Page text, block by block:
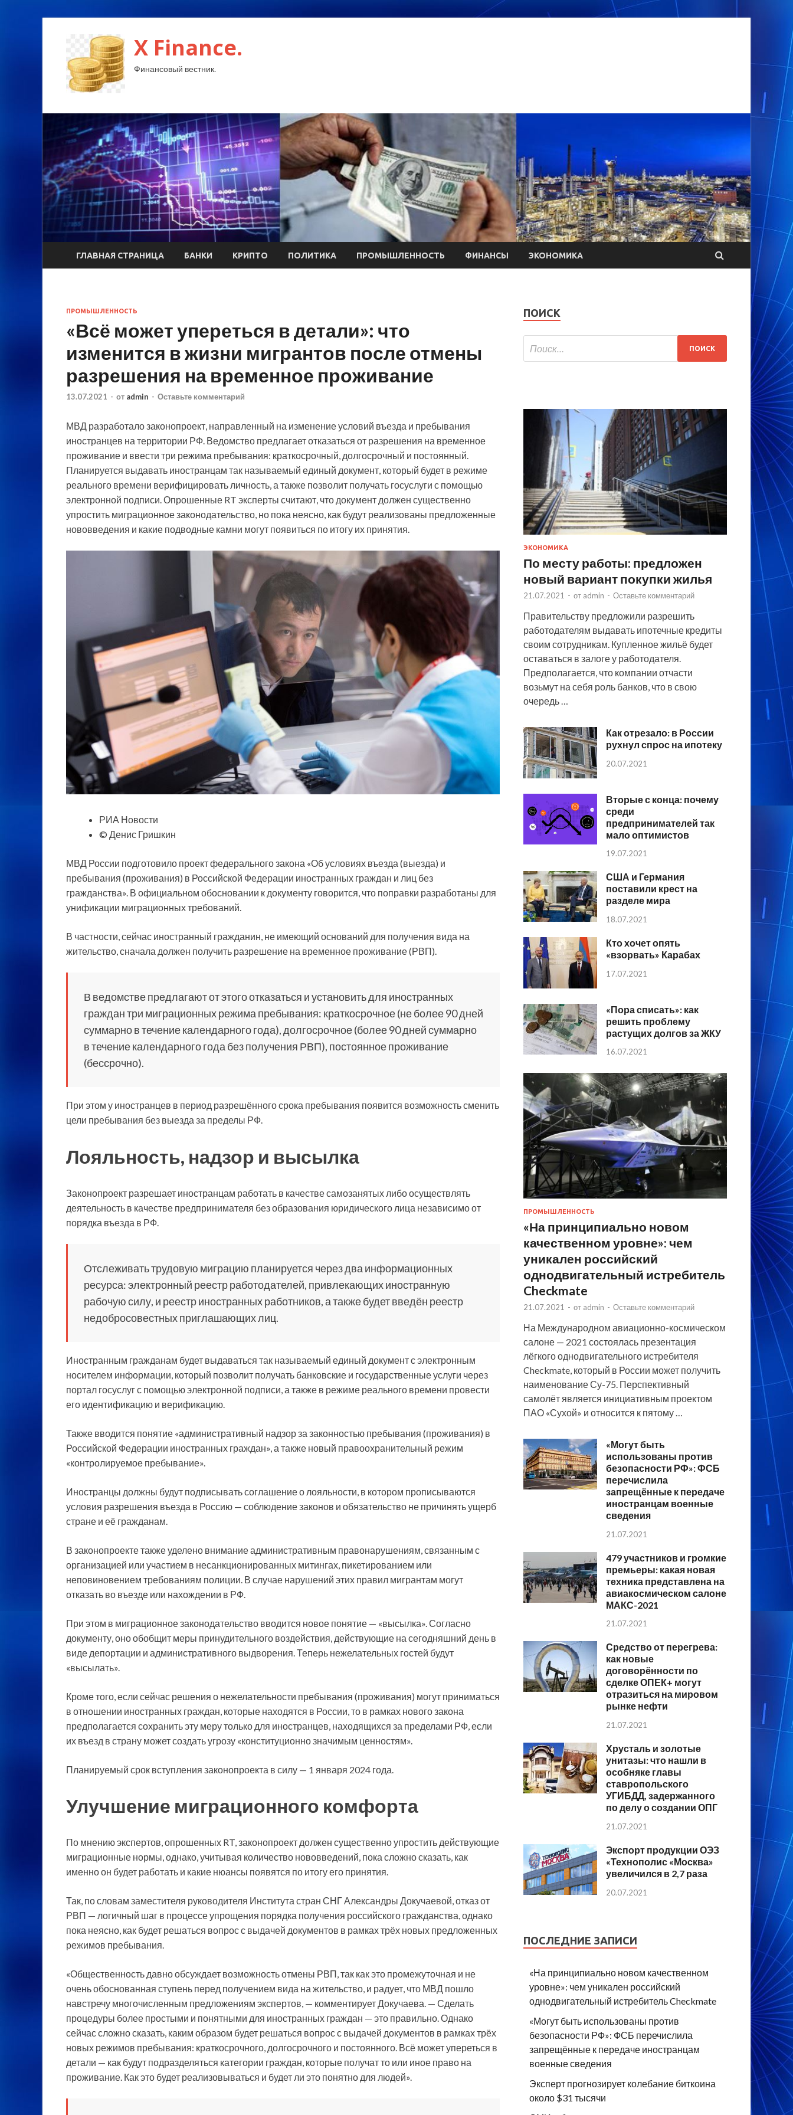
X Finance.
Финансовый вестник.
ГЛАВНАЯ СТРАНИЦА БАНКИ КРИПТО ПОЛИТИКА ПРОМЫШЛЕННОСТЬ ФИНАНСЫ ЭКОНОМИКА
ПРОМЫШЛЕННОСТЬ
«Всё может упереться в детали»: что
изменится в жизни мигрантов после отмены
разрешения на временное проживание
13.07.2021 - от admin - Оставьте комментарий
МВД разработало законопроект, направленный на изменение условий въезда и пребывания
иностранцев на территории РФ. Ведомство предлагает отказаться от разрешения на временное
проживание и ввести три режима пребывания: краткосрочный, долгосрочный и постоянный.
Планируется выдавать иностранцам так называемый единый документ, который будет в режиме
реального времени верифицировать личность, а также позволит получать госуслуги с помощью
электронной подписи. Опрошенные RT эксперты считают, что документ должен существенно
упростить миграционное законодательство, но пока неясно, как будут реализованы предложенные
нововведения и какие подводные камни могут появиться по итогу их принятия.
РИА Новости
© Денис Гришкин
МВД России подготовило проект федерального закона «Об условиях въезда (выезда) и
пребывания (проживания) в Российской Федерации иностранных граждан и лиц без
гражданства». В официальном обосновании к документу говорится, что поправки разработаны для
унификации миграционных требований.
В частности, сейчас иностранный гражданин, не имеющий оснований для получения вида на
жительство, сначала должен получить разрешение на временное проживание (РВП).
В ведомстве предлагают от этого отказаться и установить для иностранных
граждан три миграционных режима пребывания: краткосрочное (не более 90 дней
суммарно в течение календарного года), долгосрочное (более 90 дней суммарно
в течение календарного года без получения РВП), постоянное проживание
(бессрочно).
При этом у иностранцев в период разрешённого срока пребывания появится возможность сменить
цели пребывания без выезда за пределы РФ.
Лояльность, надзор и высылка
Законопроект разрешает иностранцам работать в качестве самозанятых либо осуществлять
деятельность в качестве предпринимателя без образования юридического лица независимо от
порядка въезда в РФ.
Отслеживать трудовую миграцию планируется через два информационных
ресурса: электронный реестр работодателей, привлекающих иностранную
рабочую силу, и реестр иностранных работников, а также будет введён реестр
недобросовестных приглашающих лиц.
Иностранным гражданам будет выдаваться так называемый единый документ с электронным
носителем информации, который позволит получать банковские и государственные услуги через
портал госуслуг с помощью электронной подписи, а также в режиме реального времени провести
его идентификацию и верификацию.
Также вводится понятие «административный надзор за законностью пребывания (проживания) в
Российской Федерации иностранных граждан», а также новый правоохранительный режим
«контролируемое пребывание».
Иностранцы должны будут подписывать соглашение о лояльности, в котором прописываются
условия разрешения въезда в Россию — соблюдение законов и обязательство не причинять ущерб
стране и её гражданам.
В законопроекте также уделено внимание административным правонарушениям, связанным с
организацией или участием в несанкционированных митингах, пикетированием или
неповиновением требованиям полиции. В случае нарушений этих правил мигрантам могут
отказать во въезде или нахождении в РФ.
При этом в миграционное законодательство вводится новое понятие — «высылка». Согласно
документу, оно обобщит меры принудительного воздействия, действующие на сегодняшний день в
виде депортации и административного выдворения. Теперь нежелательных гостей будут
«высылать».
Кроме того, если сейчас решения о нежелательности пребывания (проживания) могут приниматься
в отношении иностранных граждан, которые находятся в России, то в рамках нового закона
предполагается сохранить эту меру только для иностранцев, находящихся за пределами РФ, если
их въезд в страну может создать угрозу «конституционно значимым ценностям».
Планируемый срок вступления законопроекта в силу — 1 января 2024 года.
Улучшение миграционного комфорта
По мнению экспертов, опрошенных RT, законопроект должен существенно упростить действующие
миграционные нормы, однако, учитывая количество нововведений, пока сложно сказать, как
именно он будет работать и какие нюансы появятся по итогу его принятия.
Так, по словам заместителя руководителя Института стран СНГ Александры Докучаевой, отказ от
РВП — логичный шаг в процессе упрощения порядка получения российского гражданства, однако
пока неясно, как будет решаться вопрос с выдачей документов в рамках трёх новых предложенных
режимов пребывания.
«Общественность давно обсуждает возможность отмены РВП, так как это промежуточная и не
очень обоснованная ступень перед получением вида на жительство, и радует, что МВД пошло
навстречу многочисленным предложениям экспертов, — комментирует Докучаева. — Сделать
процедуры более простыми и понятными для иностранных граждан — это правильно. Однако
сейчас сложно сказать, каким образом будет решаться вопрос с выдачей документов в рамках трёх
новых режимов пребывания: краткосрочного, долгосрочного и постоянного. Всё может упереться в
детали — как будут подразделяться категории граждан, которые получат то или иное право на
проживание. Как это будет реализовываться и будет ли это понятно для людей».
ПОИСК
ЭКОНОМИКА
По месту работы: предложен
новый вариант покупки жилья
21.07.2021 - от admin - Оставьте комментарий
Правительству предложили разрешить
работодателям выдавать ипотечные кредиты
своим сотрудникам. Купленное жильё будет
оставаться в залоге у работодателя.
Предполагается, что компании отчасти
возьмут на себя роль банков, что в свою
очередь …
Как отрезало: в России
рухнул спрос на ипотеку
20.07.2021
Вторые с конца: почему
среди
предпринимателей так
мало оптимистов
19.07.2021
США и Германия
поставили крест на
разделе мира
18.07.2021
Кто хочет опять
«взорвать» Карабах
17.07.2021
«Пора списать»: как
решить проблему
растущих долгов за ЖКУ
16.07.2021
ПРОМЫШЛЕННОСТЬ
«На принципиально новом
качественном уровне»: чем
уникален российский
однодвигательный истребитель
Checkmate
21.07.2021 - от admin - Оставьте комментарий
На Международном авиационно-космическом
салоне — 2021 состоялась презентация
лёгкого однодвигательного истребителя
Checkmate, который в России может получить
наименование Су-75. Перспективный
самолёт является инициативным проектом
ПАО «Сухой» и относится к пятому …
«Могут быть
использованы против
безопасности РФ»: ФСБ
перечислила
запрещённые к передаче
иностранцам военные
сведения
21.07.2021
479 участников и громкие
премьеры: какая новая
техника представлена на
авиакосмическом салоне
МАКС-2021
21.07.2021
Средство от перегрева:
как новые
договорённости по
сделке ОПЕК+ могут
отразиться на мировом
рынке нефти
21.07.2021
Хрусталь и золотые
унитазы: что нашли в
особняке главы
ставропольского
УГИБДД, задержанного
по делу о создании ОПГ
21.07.2021
Экспорт продукции ОЭЗ
«Технополис «Москва»
увеличился в 2,7 раза
20.07.2021
ПОСЛЕДНИЕ ЗАПИСИ
«На принципиально новом качественном
уровне»: чем уникален российский
однодвигательный истребитель Checkmate
«Могут быть использованы против
безопасности РФ»: ФСБ перечислила
запрещённые к передаче иностранцам
военные сведения
Эксперт прогнозирует колебание биткоина
около $31 тысячи